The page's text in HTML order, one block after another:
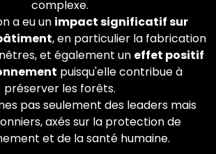
complexe.
a eu un impact significatif sur
, en particulier la fabrication
et également un effet positif
puisqu'elle contribue à
préserver les forêts.
pas seulement des leaders mais
axés sur la protection de
et de la santé humaine.